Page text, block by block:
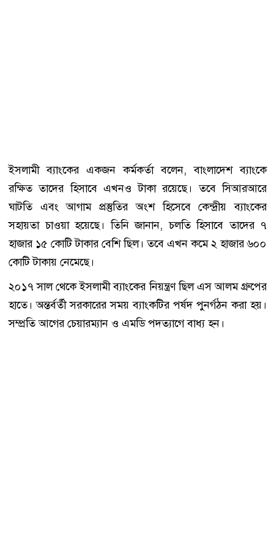
ইসলামী ব্যাংকের একজন কর্মকর্তা বলেন, বাংলাদেশ ব্যাংকে
রক্ষিত তাদের হিসাবে এখনও টাকা রয়েছে। তবে সিআরআরে
ঘাটতি এবং আগাম প্রস্তুতির অংশ হিসেবে কেন্দ্রীয় ব্যাংকের
সহায়তা চাওয়া হয়েছে। তিনি জানান, চলতি হিসাবে তাদের ৭
হাজার ১৫ কোটি টাকার বেশি ছিল। তবে এখন কমে ২ হাজার ৬০০
কোটি টাকায় নেমেছে।
২০১৭ সাল থেকে ইসলামী ব্যাংকের নিয়ন্ত্রণ ছিল এস আলম গ্রুপের
হাতে। অন্তর্বর্তী সরকারের সময় ব্যাংকটির পর্ষদ পুনর্গঠন করা হয়।
সম্প্রতি আগের চেয়ারম্যান ও এমডি পদত্যাগে বাধ্য হন।